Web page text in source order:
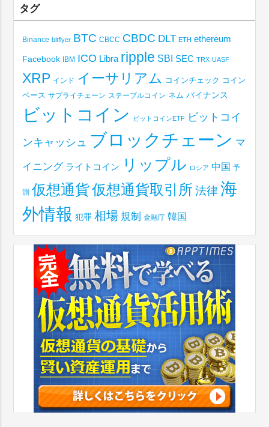
タグ
Binance bitflyer BTC CBCC CBDC DLT ETH ethereum
Facebook IBM ICO Libra ripple SBI SEC TRX UASF
XRP インド イーサリアム コインチェック コイン
ベース サプライチェーン ステーブルコイン ネム バイナンス
ビットコイン ビットコインETF ビットコイ
ンキャッシュ ブロックチェーン マ
イニング ライトコイン リップル ロシア 中国 予
測 仮想通貨仮想通貨取引所 法律 海
外情報 犯罪 相場 規制 金融庁 韓国